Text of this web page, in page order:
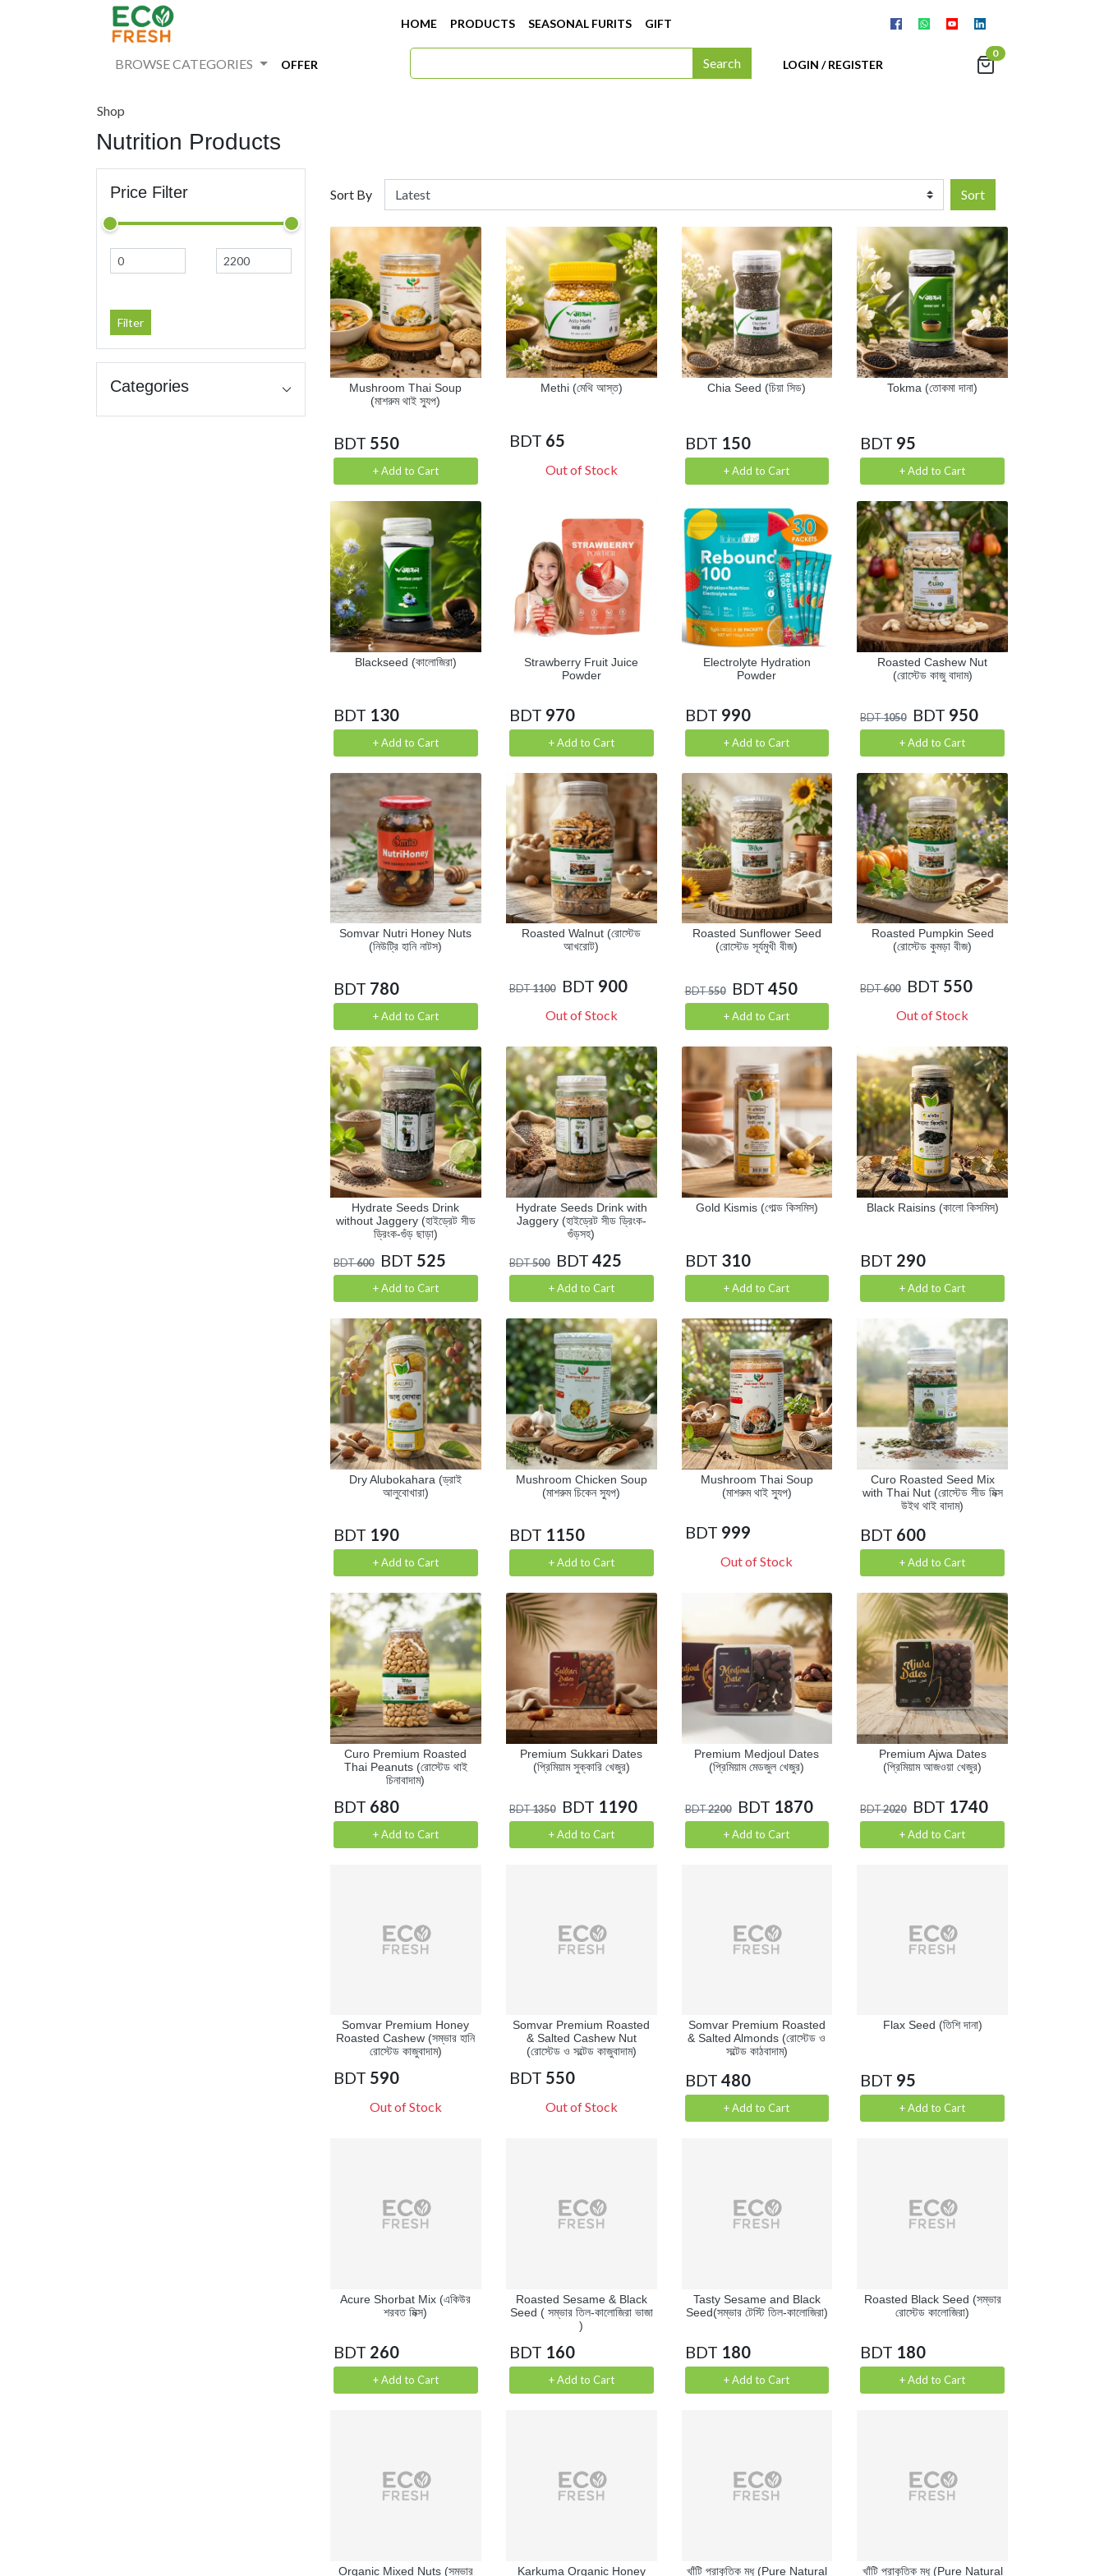
HOME PRODUCTS SEASONAL FURITS GIFT
BROWSE CATEGORIES OFFER Search LOGIN / REGISTER
0
Shop
Nutrition Products
Price Filter
Filter
Categories
Sort By Sort
Mushroom Thai Soup
(মাশরুম থাই স্যুপ)
BDT 550
+ Add to Cart
Methi (মেথি আস্ত)
BDT 65
Out of Stock
Chia Seed (চিয়া সিড)
BDT 150
+ Add to Cart
Tokma (তোকমা দানা)
BDT 95
+ Add to Cart
Blackseed (কালোজিরা)
BDT 130
+ Add to Cart
Strawberry Fruit Juice
Powder
BDT 970
+ Add to Cart
Electrolyte Hydration
Powder
BDT 990
+ Add to Cart
Roasted Cashew Nut
(রোস্টেড কাজু বাদাম)
BDT1050 BDT 950
+ Add to Cart
Somvar Nutri Honey Nuts
(নিউট্রি হানি নাটস)
BDT 780
+ Add to Cart
Roasted Walnut (রোস্টেড
আখরোট)
BDT1100 BDT 900
Out of Stock
Roasted Sunflower Seed
(রোস্টেড সূর্যমুখী বীজ)
BDT550 BDT 450
+ Add to Cart
Roasted Pumpkin Seed
(রোস্টেড কুমড়া বীজ)
BDT600 BDT 550
Out of Stock
Hydrate Seeds Drink
without Jaggery (হাইড্রেট সীড
ড্রিংক-গুঁড় ছাড়া)
BDT600 BDT 525
+ Add to Cart
Hydrate Seeds Drink with
Jaggery (হাইড্রেট সীড ড্রিংক-
গুঁড়সহ)
BDT500 BDT 425
+ Add to Cart
Gold Kismis (গোল্ড কিসমিস)
BDT 310
+ Add to Cart
Black Raisins (কালো কিসমিস)
BDT 290
+ Add to Cart
Dry Alubokahara (ড্রাই
আলুবোখারা)
BDT 190
+ Add to Cart
Mushroom Chicken Soup
(মাশরুম চিকেন স্যুপ)
BDT 1150
+ Add to Cart
Mushroom Thai Soup
(মাশরুম থাই স্যুপ)
BDT 999
Out of Stock
Curo Roasted Seed Mix
with Thai Nut (রোস্টেড সীড মিক্স
উইথ থাই বাদাম)
BDT 600
+ Add to Cart
Curo Premium Roasted
Thai Peanuts (রোস্টেড থাই
চিনাবাদাম)
BDT 680
+ Add to Cart
Premium Sukkari Dates
(প্রিমিয়াম সুক্কারি খেজুর)
BDT1350 BDT 1190
+ Add to Cart
Premium Medjoul Dates
(প্রিমিয়াম মেডজুল খেজুর)
BDT2200 BDT 1870
+ Add to Cart
Premium Ajwa Dates
(প্রিমিয়াম আজওয়া খেজুর)
BDT2020 BDT 1740
+ Add to Cart
Somvar Premium Honey
Roasted Cashew (সম্ভার হানি
রোস্টেড কাজুবাদাম)
BDT 590
Out of Stock
Somvar Premium Roasted
& Salted Cashew Nut
(রোস্টেড ও সল্টেড কাজুবাদাম)
BDT 550
Out of Stock
Somvar Premium Roasted
& Salted Almonds (রোস্টেড ও
সল্টেড কাঠবাদাম)
BDT 480
+ Add to Cart
Flax Seed (তিশি দানা)
BDT 95
+ Add to Cart
Acure Shorbat Mix (একিউর
শরবত মিক্স)
BDT 260
+ Add to Cart
Roasted Sesame & Black
Seed ( সম্ভার তিল-কালোজিরা ভাজা
)
BDT 160
+ Add to Cart
Tasty Sesame and Black
Seed(সম্ভার টেস্টি তিল-কালোজিরা)
BDT 180
+ Add to Cart
Roasted Black Seed (সম্ভার
রোস্টেড কালোজিরা)
BDT 180
+ Add to Cart
Organic Mixed Nuts (সম্ভার Karkuma Organic Honey খাঁটি প্রাকৃতিক মধু (Pure Natural খাঁটি প্রাকৃতিক মধু (Pure Natural